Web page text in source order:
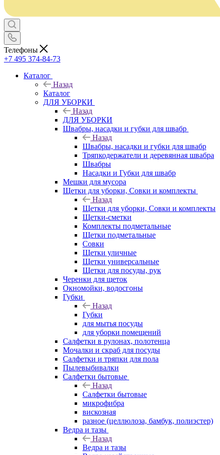
Телефоны
+7 495 374-84-73
Каталог
Назад
Каталог
ДЛЯ УБОРКИ
Назад
ДЛЯ УБОРКИ
Швабры, насадки и губки для швабр
Назад
Швабры, насадки и губки для швабр
Тряпкодержатели и деревянная швабра
Швабры
Насадки и Губки для швабр
Мешки для мусора
Щетки для уборки, Совки и комплекты
Назад
Щетки для уборки, Совки и комплекты
Щетки-сметки
Комплекты подметальные
Щетки подметальные
Совки
Щетки уличные
Щетки универсальные
Щетки для посуды, рук
Черенки для щеток
Окномойки, водосгоны
Губки
Назад
Губки
для мытья посуды
для уборки помещений
Салфетки в рулонах, полотенца
Мочалки и скраб для посуды
Салфетки и тряпки для пола
Пылевыбивалки
Салфетки бытовые
Назад
Салфетки бытовые
микрофибра
вискозная
разное (целлюлоза, бамбук, полиэстер)
Ведра и тазы
Назад
Ведра и тазы